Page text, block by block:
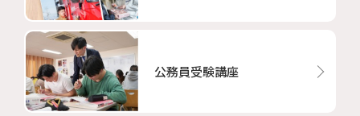
公務員受験講座